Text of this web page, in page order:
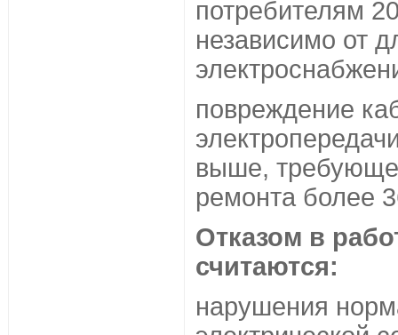
потребителям
независимо от
повреждение
выше,
ремонта более
Отказом в
считаются:
нарушения